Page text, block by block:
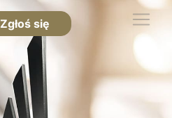
Zgłoś się